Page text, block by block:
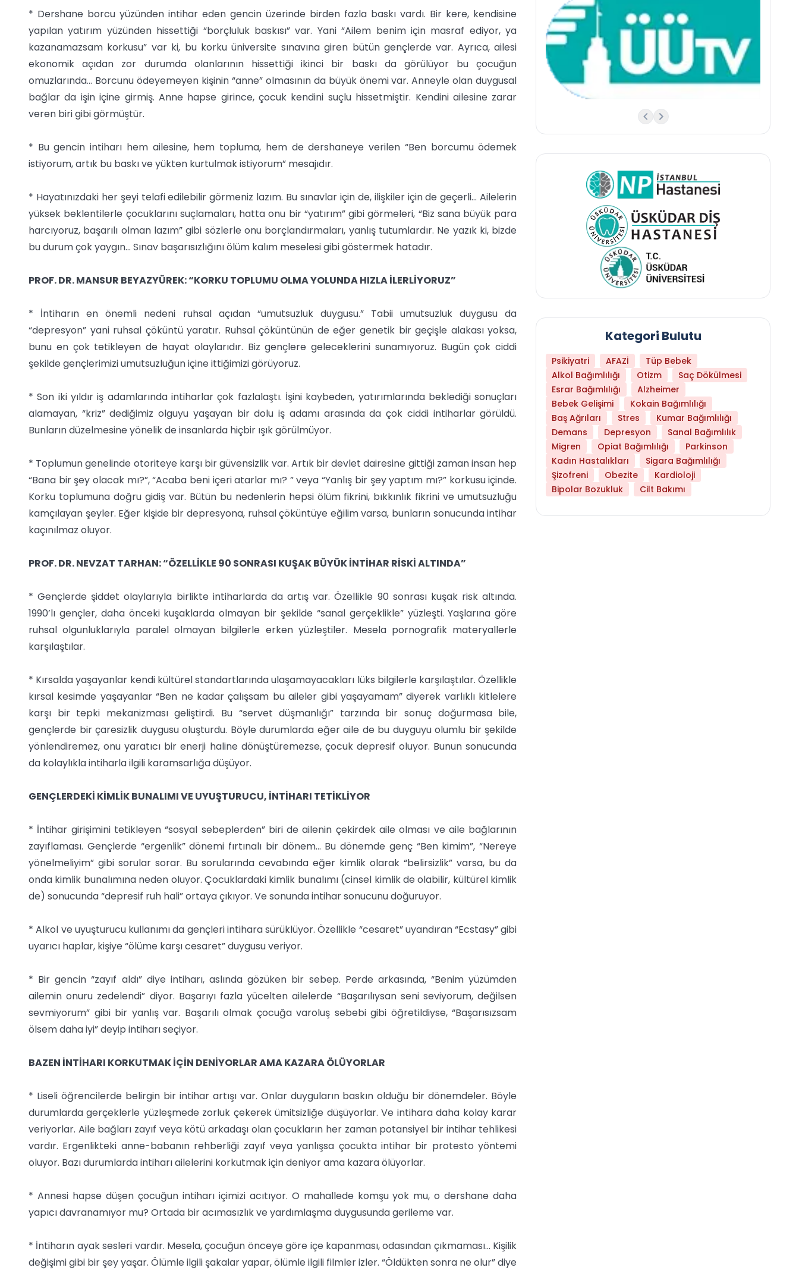
* Dershane borcu yüzünden intihar eden gencin üzerinde birden fazla baskı vardı. Bir kere, kendisine
yapılan yatırım yüzünden hissettiği “borçluluk baskısı” var. Yani “Ailem benim için masraf ediyor, ya
kazanamazsam korkusu” var ki, bu korku üniversite sınavına giren bütün gençlerde var. Ayrıca, ailesi
ekonomik açıdan zor durumda olanlarının hissettiği ikinci bir baskı da görülüyor bu çocuğun
omuzlarında... Borcunu ödeyemeyen kişinin “anne” olmasının da büyük önemi var. Anneyle olan duygusal
bağlar da işin içine girmiş. Anne hapse girince, çocuk kendini suçlu hissetmiştir. Kendini ailesine zarar
veren biri gibi görmüştür.
* Bu gencin intiharı hem ailesine, hem topluma, hem de dershaneye verilen “Ben borcumu ödemek
istiyorum, artık bu baskı ve yükten kurtulmak istiyorum” mesajıdır.
* Hayatınızdaki her şeyi telafi edilebilir görmeniz lazım. Bu sınavlar için de, ilişkiler için de geçerli... Ailelerin
yüksek beklentilerle çocuklarını suçlamaları, hatta onu bir “yatırım” gibi görmeleri, “Biz sana büyük para
harcıyoruz, başarılı olman lazım” gibi sözlerle onu borçlandırmaları, yanlış tutumlardır. Ne yazık ki, bizde
bu durum çok yaygın... Sınav başarısızlığını ölüm kalım meselesi gibi göstermek hatadır.
PROF. DR. MANSUR BEYAZYÜREK: “KORKU TOPLUMU OLMA YOLUNDA HIZLA İLERLİYORUZ”
* İntiharın en önemli nedeni ruhsal açıdan “umutsuzluk duygusu.” Tabii umutsuzluk duygusu da
“depresyon” yani ruhsal çöküntü yaratır. Ruhsal çöküntünün de eğer genetik bir geçişle alakası yoksa,
bunu en çok tetikleyen de hayat olaylarıdır. Biz gençlere geleceklerini sunamıyoruz. Bugün çok ciddi
şekilde gençlerimizi umutsuzluğun içine ittiğimizi görüyoruz.
* Son iki yıldır iş adamlarında intiharlar çok fazlalaştı. İşini kaybeden, yatırımlarında beklediği sonuçları
alamayan, “kriz” dediğimiz olguyu yaşayan bir dolu iş adamı arasında da çok ciddi intiharlar görüldü.
Bunların düzelmesine yönelik de insanlarda hiçbir ışık görülmüyor.
* Toplumun genelinde otoriteye karşı bir güvensizlik var. Artık bir devlet dairesine gittiği zaman insan hep
“Bana bir şey olacak mı?”, “Acaba beni içeri atarlar mı? ” veya “Yanlış bir şey yaptım mı?” korkusu içinde.
Korku toplumuna doğru gidiş var. Bütün bu nedenlerin hepsi ölüm fikrini, bıkkınlık fikrini ve umutsuzluğu
kamçılayan şeyler. Eğer kişide bir depresyona, ruhsal çöküntüye eğilim varsa, bunların sonucunda intihar
kaçınılmaz oluyor.
PROF. DR. NEVZAT TARHAN: “ÖZELLİKLE 90 SONRASI KUŞAK BÜYÜK İNTİHAR RİSKİ ALTINDA”
* Gençlerde şiddet olaylarıyla birlikte intiharlarda da artış var. Özellikle 90 sonrası kuşak risk altında.
1990’lı gençler, daha önceki kuşaklarda olmayan bir şekilde “sanal gerçeklikle” yüzleşti. Yaşlarına göre
ruhsal olgunluklarıyla paralel olmayan bilgilerle erken yüzleştiler. Mesela pornografik materyallerle
karşılaştılar.
* Kırsalda yaşayanlar kendi kültürel standartlarında ulaşamayacakları lüks bilgilerle karşılaştılar. Özellikle
kırsal kesimde yaşayanlar “Ben ne kadar çalışsam bu aileler gibi yaşayamam” diyerek varlıklı kitlelere
karşı bir tepki mekanizması geliştirdi. Bu “servet düşmanlığı” tarzında bir sonuç doğurmasa bile,
gençlerde bir çaresizlik duygusu oluşturdu. Böyle durumlarda eğer aile de bu duyguyu olumlu bir şekilde
yönlendiremez, onu yaratıcı bir enerji haline dönüştüremezse, çocuk depresif oluyor. Bunun sonucunda
da kolaylıkla intiharla ilgili karamsarlığa düşüyor.
GENÇLERDEKİ KİMLİK BUNALIMI VE UYUŞTURUCU, İNTİHARI TETİKLİYOR
* İntihar girişimini tetikleyen “sosyal sebeplerden” biri de ailenin çekirdek aile olması ve aile bağlarının
zayıflaması. Gençlerde “ergenlik” dönemi fırtınalı bir dönem... Bu dönemde genç “Ben kimim”, “Nereye
yönelmeliyim” gibi sorular sorar. Bu sorularında cevabında eğer kimlik olarak “belirsizlik” varsa, bu da
onda kimlik bunalımına neden oluyor. Çocuklardaki kimlik bunalımı (cinsel kimlik de olabilir, kültürel kimlik
de) sonucunda “depresif ruh hali” ortaya çıkıyor. Ve sonunda intihar sonucunu doğuruyor.
* Alkol ve uyuşturucu kullanımı da gençleri intihara sürüklüyor. Özellikle “cesaret” uyandıran “Ecstasy” gibi
uyarıcı haplar, kişiye “ölüme karşı cesaret” duygusu veriyor.
* Bir gencin “zayıf aldı” diye intiharı, aslında gözüken bir sebep. Perde arkasında, “Benim yüzümden
ailemin onuru zedelendi” diyor. Başarıyı fazla yücelten ailelerde “Başarılıysan seni seviyorum, değilsen
sevmiyorum” gibi bir yanlış var. Başarılı olmak çocuğa varoluş sebebi gibi öğretildiyse, “Başarısızsam
ölsem daha iyi” deyip intiharı seçiyor.
BAZEN İNTİHARI KORKUTMAK İÇİN DENİYORLAR AMA KAZARA ÖLÜYORLAR
* Liseli öğrencilerde belirgin bir intihar artışı var. Onlar duyguların baskın olduğu bir dönemdeler. Böyle
durumlarda gerçeklerle yüzleşmede zorluk çekerek ümitsizliğe düşüyorlar. Ve intihara daha kolay karar
veriyorlar. Aile bağları zayıf veya kötü arkadaşı olan çocukların her zaman potansiyel bir intihar tehlikesi
vardır. Ergenlikteki anne-babanın rehberliği zayıf veya yanlışsa çocukta intihar bir protesto yöntemi
oluyor. Bazı durumlarda intiharı ailelerini korkutmak için deniyor ama kazara ölüyorlar.
* Annesi hapse düşen çocuğun intiharı içimizi acıtıyor. O mahallede komşu yok mu, o dershane daha
yapıcı davranamıyor mu? Ortada bir acımasızlık ve yardımlaşma duygusunda gerileme var.
* İntiharın ayak sesleri vardır. Mesela, çocuğun önceye göre içe kapanması, odasından çıkmaması... Kişilik
değişimi gibi bir şey yaşar. Ölümle ilgili şakalar yapar, ölümle ilgili filmler izler. “Öldükten sonra ne olur” diye
Kategori Bulutu
Psikiyatri AFAZİ
Tüp Bebek
Alkol Bağımlılığı
Otizm
Saç Dökülmesi
Esrar Bağımlılığı
Alzheimer
Bebek Gelişimi
Kokain Bağımlılığı
Baş Ağrıları
Stres
Kumar Bağımlılığı
Demans
Depresyon
Sanal Bağımlılık
Migren
Opiat Bağımlılığı
Parkinson
Kadın Hastalıkları
Sigara Bağımlılığı
Şizofreni
Obezite
Kardioloji
Bipolar Bozukluk
Cilt Bakımı